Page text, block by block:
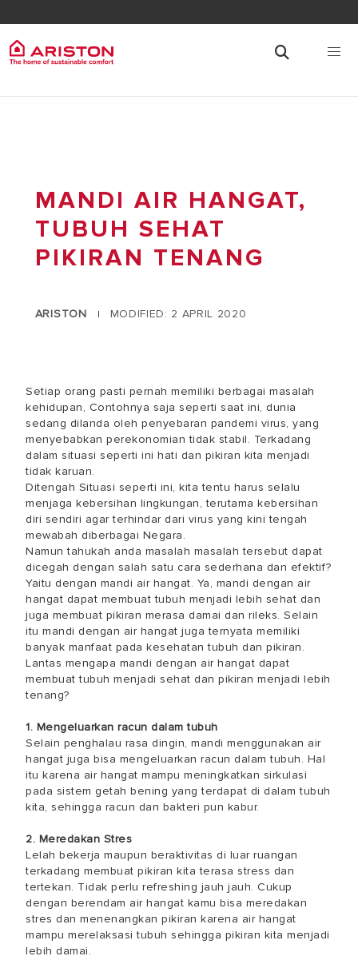
MANDI AIR HANGAT,
TUBUH SEHAT
PIKIRAN TENANG
ARISTON | MODIFIED: 2 APRIL 2020
Setiap orang pasti pernah memiliki berbagai masalah
kehidupan, Contohnya saja seperti saat ini, dunia
sedang dilanda oleh penyebaran pandemi virus, yang
menyebabkan perekonomian tidak stabil. Terkadang
dalam situasi seperti ini hati dan pikiran kita menjadi
tidak karuan.
Ditengah Situasi seperti ini, kita tentu harus selalu
menjaga kebersihan lingkungan, terutama kebersihan
diri sendiri agar terhindar dari virus yang kini tengah
mewabah diberbagai Negara.
Namun tahukah anda masalah masalah tersebut dapat
dicegah dengan salah satu cara sederhana dan efektif?
Yaitu dengan mandi air hangat. Ya, mandi dengan air
hangat dapat membuat tubuh menjadi lebih sehat dan
juga membuat pikiran merasa damai dan rileks. Selain
itu mandi dengan air hangat juga ternyata memiliki
banyak manfaat pada kesehatan tubuh dan pikiran.
Lantas mengapa mandi dengan air hangat dapat
membuat tubuh menjadi sehat dan pikiran menjadi lebih
tenang?
1. Mengeluarkan racun dalam tubuh
Selain penghalau rasa dingin, mandi menggunakan air
hangat juga bisa mengeluarkan racun dalam tubuh. Hal
itu karena air hangat mampu meningkatkan sirkulasi
pada sistem getah bening yang terdapat di dalam tubuh
kita, sehingga racun dan bakteri pun kabur.
2. Meredakan Stres
Lelah bekerja maupun beraktivitas di luar ruangan
terkadang membuat pikiran kita terasa stress dan
tertekan. Tidak perlu refreshing jauh jauh. Cukup
dengan berendam air hangat kamu bisa meredakan
stres dan menenangkan pikiran karena air hangat
mampu merelaksasi tubuh sehingga pikiran kita menjadi
lebih damai.